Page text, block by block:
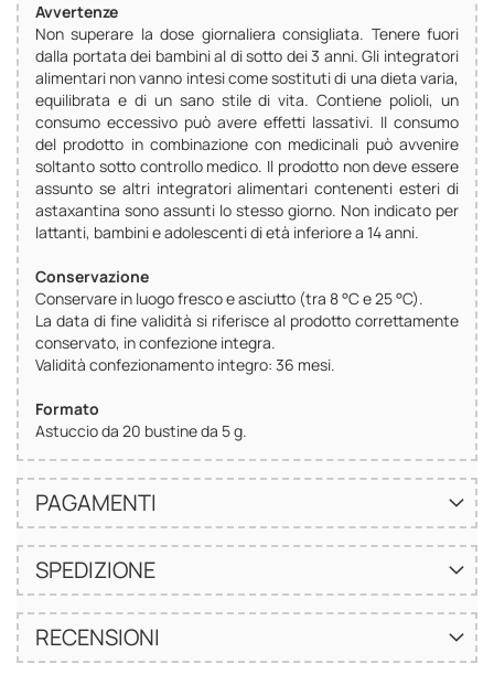
Avvertenze
Non superare la dose giornaliera consigliata. Tenere fuori
dalla portata dei bambini al di sotto dei 3 anni. Gli integratori
alimentari non vanno intesi come sostituti di una dieta varia,
equilibrata e di un sano stile di vita. Contiene polioli, un
consumo eccessivo può avere effetti lassativi. Il consumo
del prodotto in combinazione con medicinali può avvenire
soltanto sotto controllo medico. Il prodotto non deve essere
assunto se altri integratori alimentari contenenti esteri di
astaxantina sono assunti lo stesso giorno. Non indicato per
lattanti, bambini e adolescenti di età inferiore a 14 anni.
Conservazione
Conservare in luogo fresco e asciutto (tra 8 °C e 25 °C).
La data di fine validità si riferisce al prodotto correttamente
conservato, in confezione integra.
Validità confezionamento integro: 36 mesi.
Formato
Astuccio da 20 bustine da 5 g.
PAGAMENTI
SPEDIZIONE
RECENSIONI